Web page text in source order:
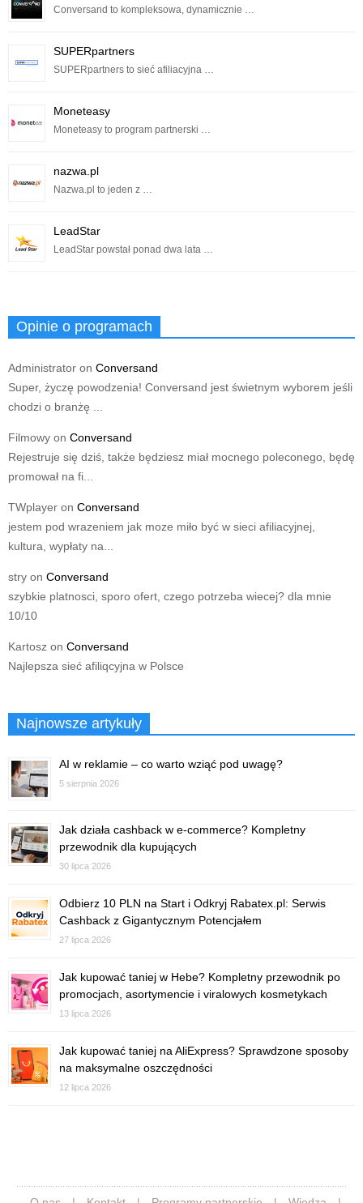
Conversand to kompleksowa, dynamicznie …
SUPERpartners
SUPERpartners to sieć afiliacyjna …
Moneteasy
Moneteasy to program partnerski …
nazwa.pl
Nazwa.pl to jeden z …
LeadStar
LeadStar powstał ponad dwa lata …
Opinie o programach
Administrator on Conversand
Super, życzę powodzenia! Conversand jest świetnym wyborem jeśli
chodzi o branżę ...
Filmowy on Conversand
Rejestruje się dziś, także będziesz miał mocnego poleconego, będę
promował na fi...
TWplayer on Conversand
jestem pod wrazeniem jak moze miło być w sieci afiliacyjnej,
kultura, wypłaty na...
stry on Conversand
szybkie platnosci, sporo ofert, czego potrzeba wiecej? dla mnie
10/10
Kartosz on Conversand
Najlepsza sieć afiliqcyjna w Polsce
Najnowsze artykuły
AI w reklamie – co warto wziąć pod uwagę?
5 sierpnia 2026
Jak działa cashback w e-commerce? Kompletny
przewodnik dla kupujących
30 lipca 2026
Odbierz 10 PLN na Start i Odkryj Rabatex.pl: Serwis
Cashback z Gigantycznym Potencjałem
27 lipca 2026
Jak kupować taniej w Hebe? Kompletny przewodnik po
promocjach, asortymencie i viralowych kosmetykach
13 lipca 2026
Jak kupować taniej na AliExpress? Sprawdzone sposoby
na maksymalne oszczędności
12 lipca 2026